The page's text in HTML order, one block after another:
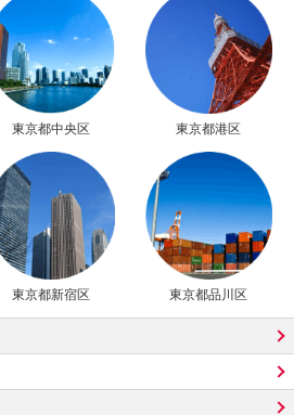
東京都中央区 東京都港区
東京都新宿区 東京都品川区